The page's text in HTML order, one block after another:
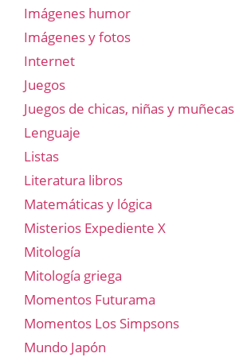
Imágenes humor
Imágenes y fotos
Internet
Juegos
Juegos de chicas, niñas y muñecas
Lenguaje
Listas
Literatura libros
Matemáticas y lógica
Misterios Expediente X
Mitología
Mitología griega
Momentos Futurama
Momentos Los Simpsons
Mundo Japón